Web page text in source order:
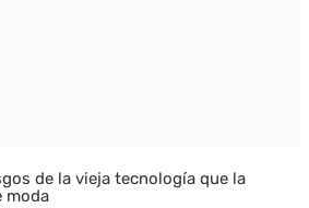
de la vieja tecnología que la
moda